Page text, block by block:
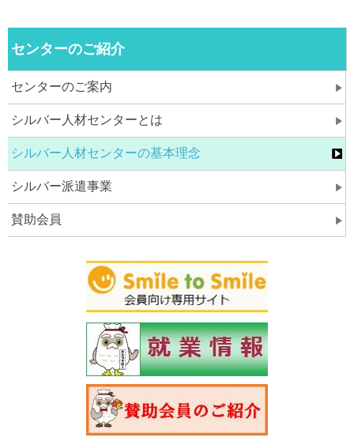
センターのご紹介
センターのご案内
シルバー人材センターとは
シルバー人材センターの基本理念
シルバー派遣事業
賛助会員